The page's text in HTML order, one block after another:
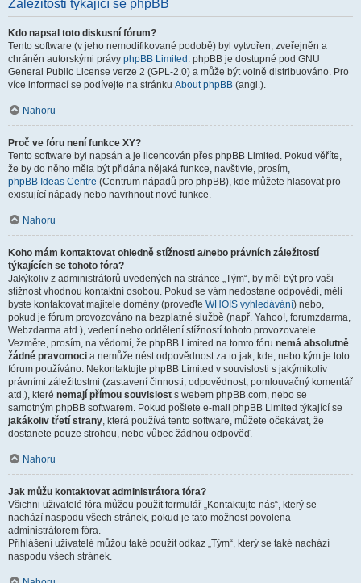
Záležitosti týkající se phpBB
Kdo napsal toto diskusní fórum?
Tento software (v jeho nemodifikované podobě) byl vytvořen, zveřejněn a
chráněn autorskými právy phpBB Limited . phpBB je dostupné pod GNU
General Public License verze 2 (GPL-2.0) a může být volně distribuováno. Pro
více informací se podívejte na stránku About phpBB (angl.).
Nahoru
Proč ve fóru není funkce XY?
Tento software byl napsán a je licencován přes phpBB Limited. Pokud věříte,
že by do něho měla být přidána nějaká funkce, navštivte, prosím,
phpBB Ideas Centre (Centrum nápadů pro phpBB), kde můžete hlasovat pro
existující nápady nebo navrhnout nové funkce.
Nahoru
Koho mám kontaktovat ohledně stížnosti a/nebo právních záležitostí
týkajících se tohoto fóra?
Jakýkoliv z administrátorů uvedených na stránce „Tým“, by měl být pro vaši
stížnost vhodnou kontaktní osobou. Pokud se vám nedostane odpovědi, měli
byste kontaktovat majitele domény (proveďte WHOIS vyhledávání) nebo,
pokud je fórum provozováno na bezplatné službě (např. Yahoo!, forumzdarma,
Webzdarma atd.), vedení nebo oddělení stížností tohoto provozovatele.
Vezměte, prosím, na vědomí, že phpBB Limited na tomto fóru nemá absolutně
žádné pravomoci a nemůže nést odpovědnost za to jak, kde, nebo kým je toto
fórum používáno. Nekontaktujte phpBB Limited v souvislosti s jakýmikoliv
právními záležitostmi (zastavení činnosti, odpovědnost, pomlouvačný komentář
atd.), které nemají přímou souvislost s webem phpBB.com, nebo se
samotným phpBB softwarem. Pokud pošlete e-mail phpBB Limited týkající se
jakákoliv třetí strany, která používá tento software, můžete očekávat, že
dostanete pouze strohou, nebo vůbec žádnou odpověď.
Nahoru
Jak můžu kontaktovat administrátora fóra?
Všichni uživatelé fóra můžou použít formulář „Kontaktujte nás“, který se
nachází naspodu všech stránek, pokud je tato možnost povolena
administrátorem fóra.
Přihlášení uživatelé můžou také použít odkaz „Tým“, který se také nachází
naspodu všech stránek.